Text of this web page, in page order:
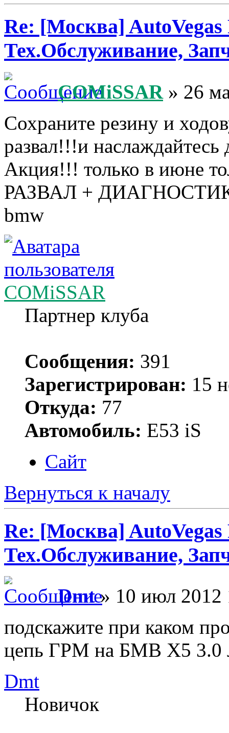
Re: [Москва]
Тех.Обслуживание,
COMiSSAR» 26
Сохраните резину и
развал!!!и
Акция!!! только в июне
РАЗВАЛ +
bmw
COMiSSAR
Партнер клуба
Сообщения: 391
Зарегистрирован: 15
Откуда: 77
Автомобиль: Е53 iS
Сайт
Вернуться к началу
Re: [Москва]
Тех.Обслуживание,
Dmt» 10 июл 2012
подскажите при каком
цепь ГРМ на БМВ Х5 3.0
Dmt
Новичок